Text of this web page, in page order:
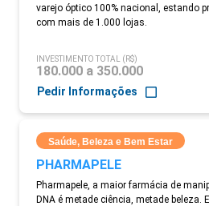
varejo óptico 100% nacional, estando
com mais de 1.000 lojas.
INVESTIMENTO TOTAL (R$)
180.000 a 350.000
Pedir Informações
Saúde, Beleza e Bem Estar
PHARMAPELE
Pharmapele, a maior farmácia de
DNA é metade ciência, metade beleza.